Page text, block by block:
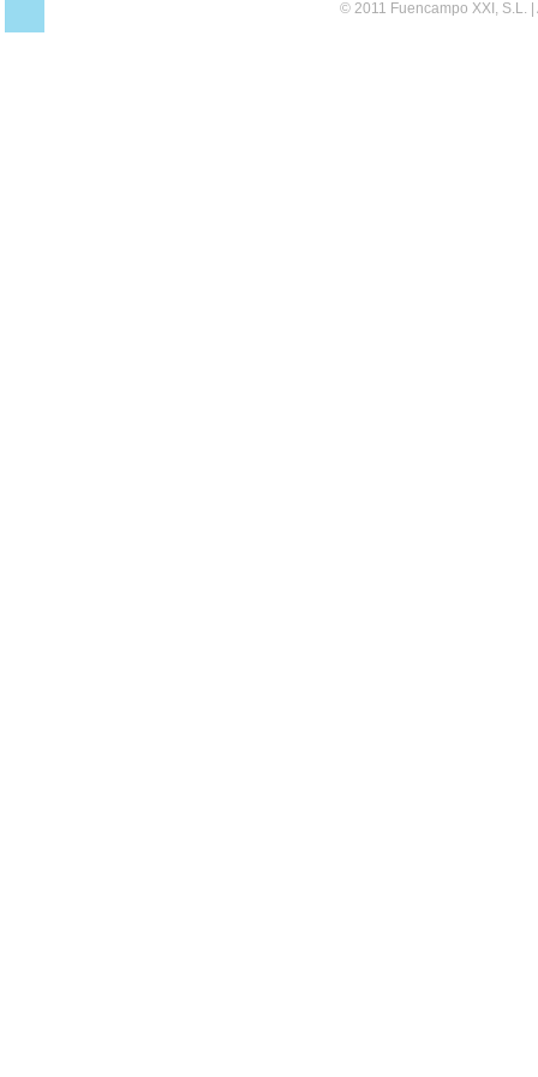
© 2011 Fuencampo XXI, S.L. |